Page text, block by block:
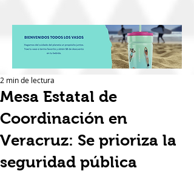
Mesa Estatal de
Coordinación en
Veracruz: Se prioriza la
seguridad pública
2 min de lectura